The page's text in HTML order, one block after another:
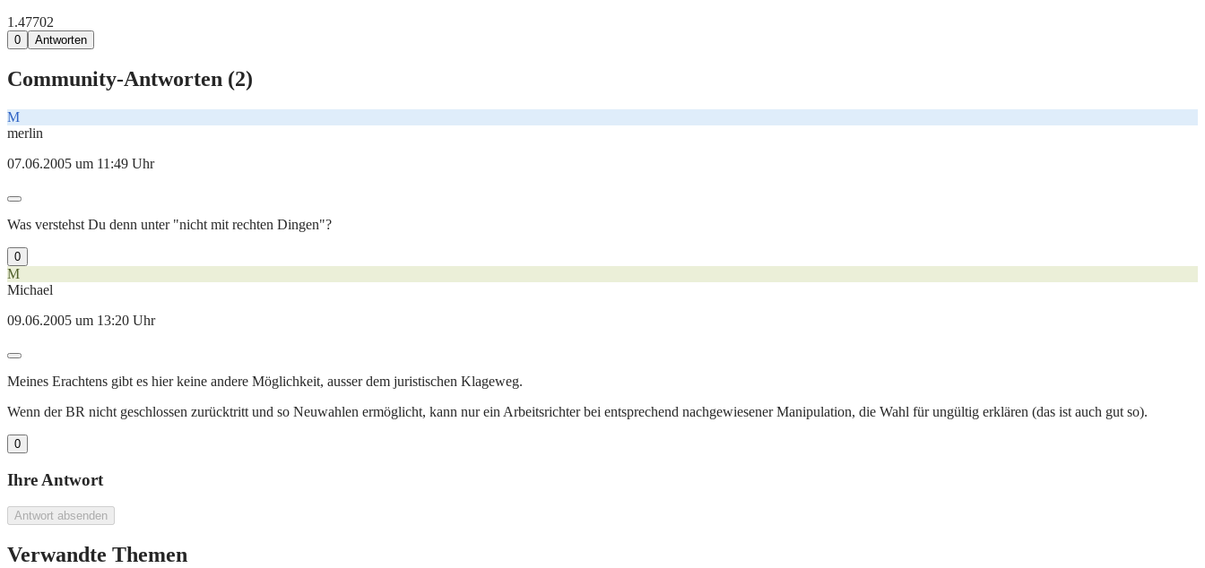
1.47702
0 Antworten
Community-Antworten (2)
M
merlin
07.06.2005 um 11:49 Uhr
Was verstehst Du denn unter "nicht mit rechten Dingen"?
0
M
Michael
09.06.2005 um 13:20 Uhr
Meines Erachtens gibt es hier keine andere Möglichkeit, ausser dem juristischen Klageweg.
Wenn der BR nicht geschlossen zurücktritt und so Neuwahlen ermöglicht, kann nur ein Arbeitsrichter bei entsprechend nachgewiesener Manipulation, die Wahl für ungültig erklären (das ist auch gut so).
0
Ihre Antwort
Antwort absenden
Verwandte Themen